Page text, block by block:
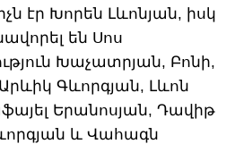
էր Խորեն Լևոնյան, իսկ
են Սոս
Խաչատրյան, Բոնի,
Գևորգյան, Լևոն
Երանոսյան, Դավիթ
և Վահագն